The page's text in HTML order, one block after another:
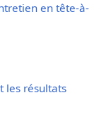
en tête-à-
les résultats